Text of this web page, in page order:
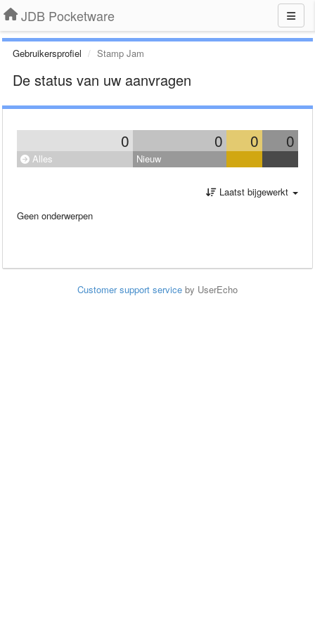
JDB Pocketware
Gebruikersprofiel Stamp Jam
De status van uw aanvragen
0 0 0 0
Alles Nieuw
Laatst bijgewerkt
Geen onderwerpen
Customer support service by UserEcho